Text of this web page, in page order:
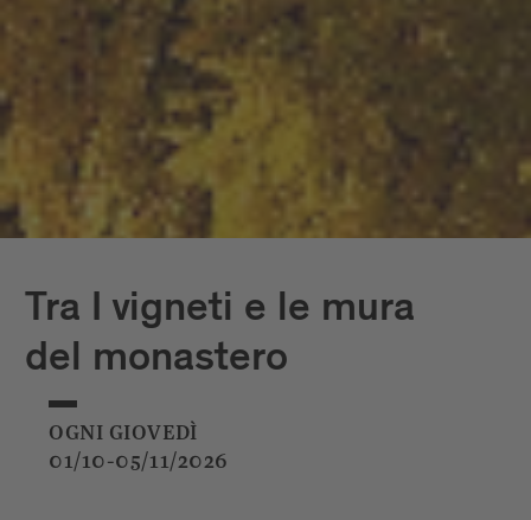
Tra I vigneti e le mura
del monastero
OGNI GIOVEDÌ
01/10-05/11/2026